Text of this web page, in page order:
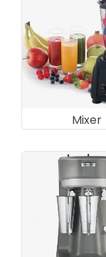
Mixer